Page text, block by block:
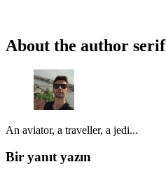
About the author serif
An aviator, a traveller, a jedi...
Bir yanıt yazın